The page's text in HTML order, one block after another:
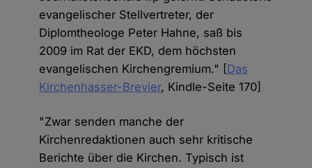
evangelischer Stellvertreter, der
Diplomtheologe Peter Hahne, saß bis
2009 im Rat der EKD, dem höchsten
evangelischen Kirchengremium." [Das
Kirchenhasser-Brevier, Kindle-Seite 170]
"Zwar senden manche der
Kirchenredaktionen auch sehr kritische
Berichte über die Kirchen. Typisch ist